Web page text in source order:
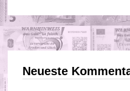
Neueste